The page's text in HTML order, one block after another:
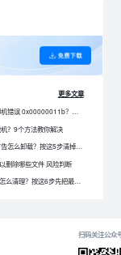
更多文章
？9个方法教你解决
删除哪些文件 风险判断
扫码关注公众